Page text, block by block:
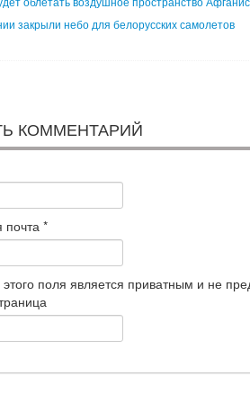
закрыли небо для белорусских самолетов
КОММЕНТАРИЙ
почта *
поля является приватным и не